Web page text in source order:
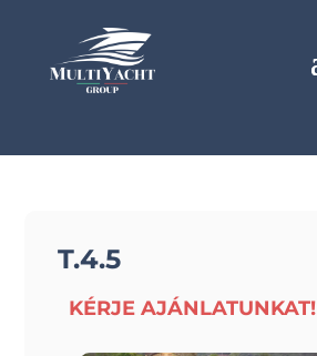
T.4.5
KÉRJE AJÁNLATUNKAT!